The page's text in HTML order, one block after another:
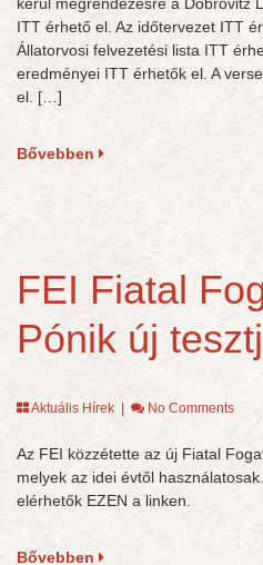
ITT érhető el. Az időtervezet ITT
Állatorvosi felvezetési lista ITT
eredményei ITT érhetők el. A
el. […]
Bővebben
FEI Fiatal
Pónik új
Aktuális Hírek No Comments
Az FEI közzétette az új Fiatal
melyek az idei évtől
elérhetők EZEN a linken.
Bővebben